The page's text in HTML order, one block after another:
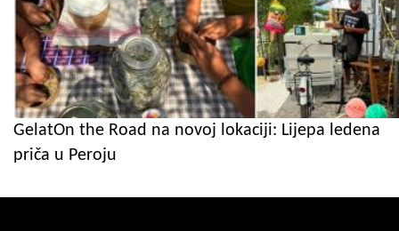
GelatOn the Road na novoj lokaciji: Lijepa ledena
priča u Peroju